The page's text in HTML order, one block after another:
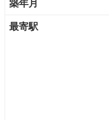
築年月
最寄駅